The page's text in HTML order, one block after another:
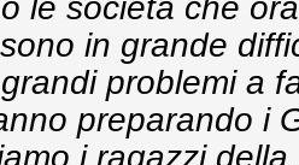
le società che
in grande
problemi a
preparando i
i ragazzi